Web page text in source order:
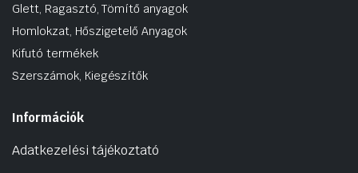
Glett, Ragasztó, Tömítő anyagok
Homlokzat, Hőszigetelő Anyagok
Kifutó termékek
Szerszámok, Kiegészítők
Információk
Adatkezelési tájékoztató